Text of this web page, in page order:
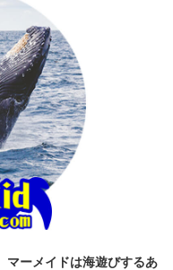
マーメイドは海遊びするあ